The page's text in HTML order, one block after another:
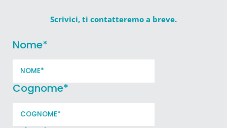
Scrivici, ti contatteremo a breve.
Nome*
Cognome*